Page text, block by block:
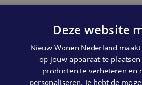
k.k.
Deze website
Nieuw Wonen Nederland
op jouw apparaat te
producten te verbeteren en
personaliseren. Je hebt de